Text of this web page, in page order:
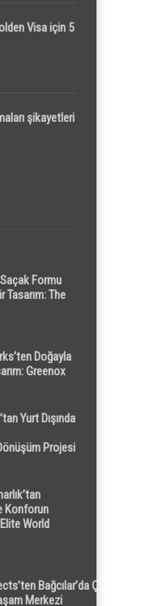
Visa için 5
şikayetleri
Formu
Tasarım: The
Doğayla
Greenox
Yurt Dışında
Projesi
Konforun
World
Bağcılar’da Çok
Merkezi